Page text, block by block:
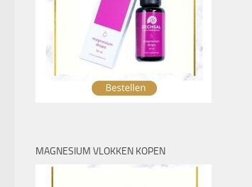
MAGNESIUM VLOKKEN KOPEN